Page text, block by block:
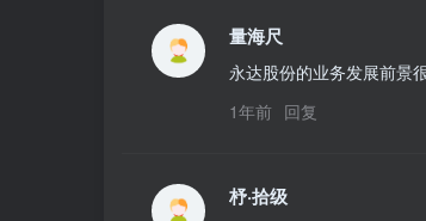
量海尺
永达股份的业务发展前景
1年前 回复
杼·拾级